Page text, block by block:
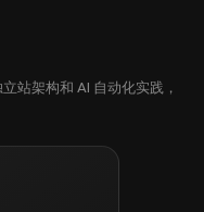
站架构和 AI 自动化实践，